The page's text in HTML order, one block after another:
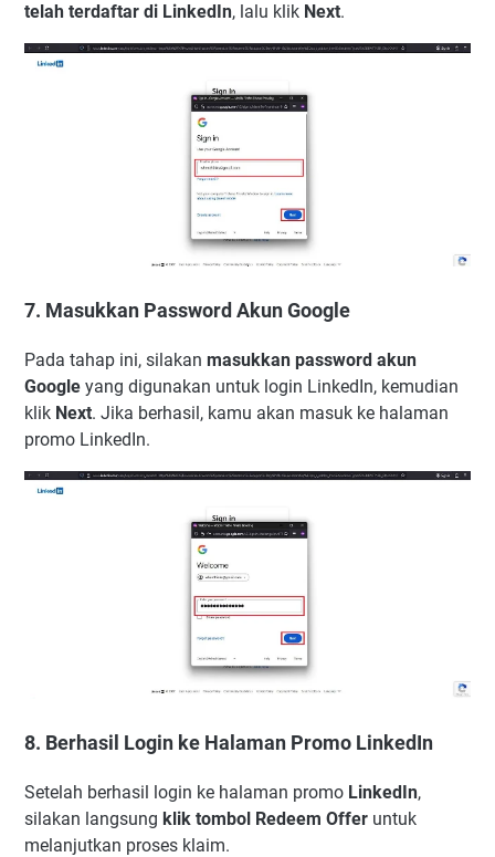
telah terdaftar di LinkedIn, lalu klik Next.
7. Masukkan Password Akun Google
Pada tahap ini, silakan masukkan password akun
Google yang digunakan untuk login LinkedIn, kemudian
klik Next. Jika berhasil, kamu akan masuk ke halaman
promo LinkedIn.
8. Berhasil Login ke Halaman Promo LinkedIn
Setelah berhasil login ke halaman promo LinkedIn,
silakan langsung klik tombol Redeem Offer untuk
melanjutkan proses klaim.